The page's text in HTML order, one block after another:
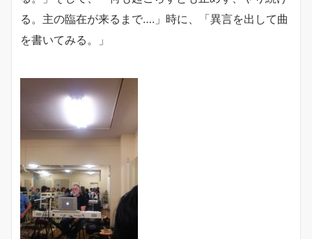
る。主の臨在が来るまで….」時に、「異言を出して曲
を書いてみる。」